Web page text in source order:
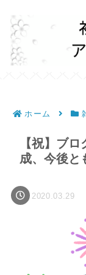
ホーム
【祝】ブ
成、今後と
2020.03.29